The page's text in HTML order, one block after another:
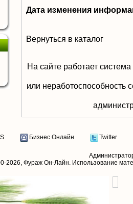
Дата изменения
Вернуться в каталог
На сайте работает
или неработоспособность
Бизнес Онлайн Twitter
2026, Фураж Он-Лайн. Использование